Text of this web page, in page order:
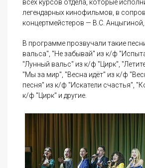
всех курсов отдела, которые
легендарных кинофильмов, в
концертмейстеров — В.С. Анцыгиной,
В программе прозвучали такие
вальса", "Не забывай" из к/ф
"Лунный вальс" из к/ф "Цирк",
"Мы за мир", "Весна идёт" из к/ф
песня" из к/ф "Искатели счастья",
к/ф "Цирк" и другие.